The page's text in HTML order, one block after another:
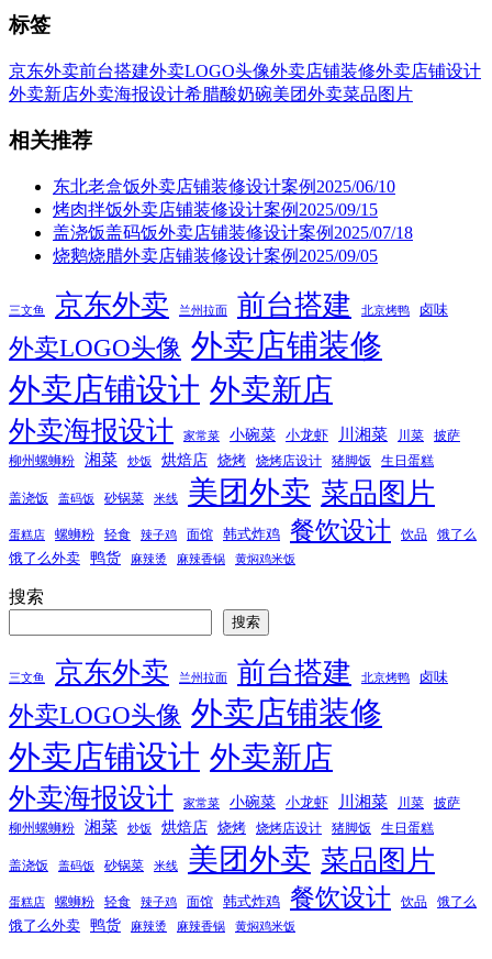
标签
京东外卖前台搭建外卖LOGO头像外卖店铺装修外卖店铺设计
外卖新店外卖海报设计希腊酸奶碗美团外卖菜品图片
相关推荐
东北老盒饭外卖店铺装修设计案例2025/06/10
烤肉拌饭外卖店铺装修设计案例2025/09/15
盖浇饭盖码饭外卖店铺装修设计案例2025/07/18
烧鹅烧腊外卖店铺装修设计案例2025/09/05
三文鱼 京东外卖 兰州拉面 前台搭建 北京烤鸭 卤味
外卖LOGO头像 外卖店铺装修
外卖店铺设计 外卖新店
外卖海报设计 家常菜 小碗菜 小龙虾 川湘菜 川菜
披萨
柳州螺蛳粉
湘菜 炒饭 烘焙店 烧烤 烧烤店设计 猪脚饭 生日蛋糕
盖浇饭 盖码饭 砂锅菜 米线 美团外卖 菜品图片
蛋糕店 螺蛳粉 轻食 辣子鸡 面馆 韩式炸鸡 餐饮设计 饮品 饿了么
饿了么外卖 鸭货 麻辣烫 麻辣香锅 黄焖鸡米饭
搜索
搜索
三文鱼 京东外卖 兰州拉面 前台搭建 北京烤鸭 卤味
外卖LOGO头像 外卖店铺装修
外卖店铺设计 外卖新店
外卖海报设计 家常菜 小碗菜 小龙虾 川湘菜 川菜
披萨
柳州螺蛳粉
湘菜 炒饭 烘焙店 烧烤 烧烤店设计 猪脚饭 生日蛋糕
盖浇饭 盖码饭 砂锅菜 米线 美团外卖 菜品图片
蛋糕店 螺蛳粉 轻食 辣子鸡 面馆 韩式炸鸡 餐饮设计 饮品 饿了么
饿了么外卖 鸭货 麻辣烫 麻辣香锅 黄焖鸡米饭